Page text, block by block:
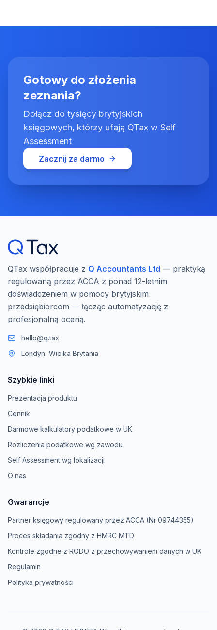
Gotowy do złożenia
zeznania?
Dołącz do tysięcy brytyjskich
księgowych, którzy ufają QTax w Self
Assessment
Zacznij za darmo
QTax współpracuje z Q Accountants Ltd — praktyką
regulowaną przez ACCA z ponad 12-letnim
doświadczeniem w pomocy brytyjskim
przedsiębiorcom — łącząc automatyzację z
profesjonalną oceną.
hello@q.tax
Londyn, Wielka Brytania
Szybkie linki
Prezentacja produktu
Cennik
Darmowe kalkulatory podatkowe w UK
Rozliczenia podatkowe wg zawodu
Self Assessment wg lokalizacji
O nas
Gwarancje
Partner księgowy regulowany przez ACCA (Nr 09744355)
Proces składania zgodny z HMRC MTD
Kontrole zgodne z RODO z przechowywaniem danych w UK
Regulamin
Polityka prywatności